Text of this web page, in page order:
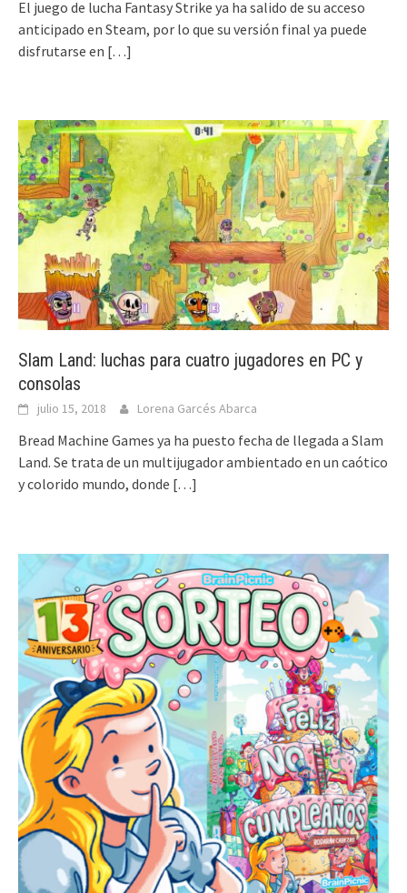
El juego de lucha Fantasy Strike ya ha salido de su acceso
anticipado en Steam, por lo que su versión final ya puede
disfrutarse en […]
Slam Land: luchas para cuatro jugadores en PC y
consolas
julio 15, 2018 Lorena Garcés Abarca
Bread Machine Games ya ha puesto fecha de llegada a Slam
Land. Se trata de un multijugador ambientado en un caótico
y colorido mundo, donde […]